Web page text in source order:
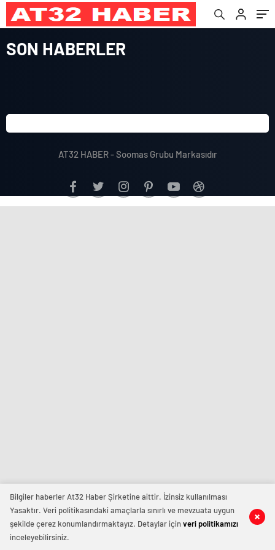
SON HABERLER
AT32 HABER - Soomas Grubu Markasıdır
Bilgiler haberler At32 Haber Şirketine aittir. İzinsiz kullanılması
Yasaktır. Veri politikasındaki amaçlarla sınırlı ve mevzuata uygun
şekilde çerez konumlandırmaktayız. Detaylar içinveri politikamızı
inceleyebilirsiniz.